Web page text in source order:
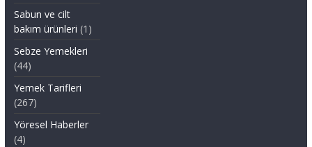
Sabun ve cilt
bakım ürünleri (1)
Sebze Yemekleri
(44)
Yemek Tarifleri
(267)
Yöresel Haberler
(4)